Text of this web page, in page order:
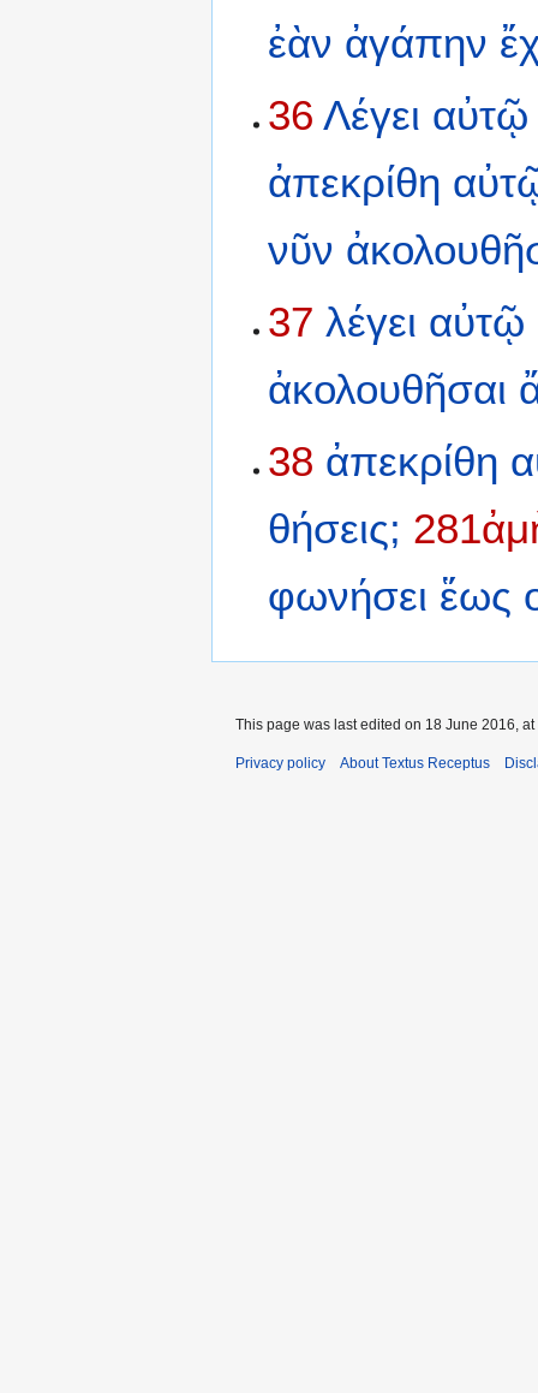
ἐὰν ἀγάπην
36 Λέγει αὐτῷ
ἀπεκρίθη
νῦν
37 λέγει αὐτῷ
ἀκολουθῆσαι
38 ἀπεκρίθη
θήσεις;
φωνήσει ἕως
This page was last edited on 18 June 2016, at
Privacy policy About Textus Receptus